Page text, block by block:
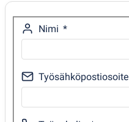
Nimi
Työsähköpostiosoite